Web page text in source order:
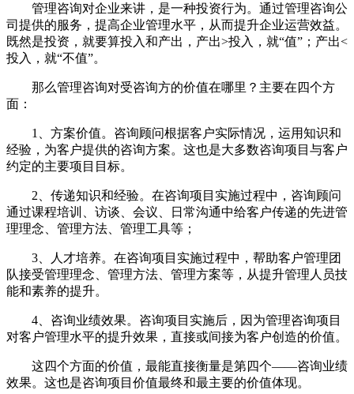
管理咨询对企业来讲，是一种投资行为。通过管理咨询公
司提供的服务，提高企业管理水平，从而提升企业运营效益。
既然是投资，就要算投入和产出，产出>投入，就“值”；产出<
投入，就“不值”。
那么管理咨询对受咨询方的价值在哪里？主要在四个方
面：
1、方案价值。咨询顾问根据客户实际情况，运用知识和
经验，为客户提供的咨询方案。这也是大多数咨询项目与客户
约定的主要项目目标。
2、传递知识和经验。在咨询项目实施过程中，咨询顾问
通过课程培训、访谈、会议、日常沟通中给客户传递的先进管
理理念、管理方法、管理工具等；
3、人才培养。在咨询项目实施过程中，帮助客户管理团
队接受管理理念、管理方法、管理方案等，从提升管理人员技
能和素养的提升。
4、咨询业绩效果。咨询项目实施后，因为管理咨询项目
对客户管理水平的提升效果，直接或间接为客户创造的价值。
这四个方面的价值，最能直接衡量是第四个——咨询业绩
效果。这也是咨询项目价值最终和最主要的价值体现。